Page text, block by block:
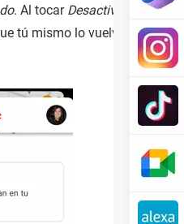
. Al tocar Desactivar
,
tú mismo lo vuelvas a activar